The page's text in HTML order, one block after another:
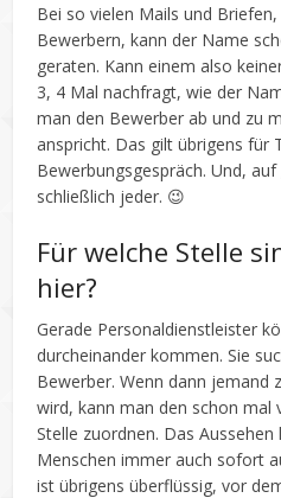
Bei so vielen Mails und
Bewerbern, kann der Name
geraten. Kann einem also
3, 4 Mal nachfragt, wie der
man den Bewerber ab und zu
anspricht. Das gilt übrigens für
Bewerbungsgespräch. Und, auf
schließlich jeder. 😉
Für welche Stelle
hier?
Gerade Personaldienstleister
durcheinander kommen. Sie
Bewerber. Wenn dann jemand
wird, kann man den schon mal
Stelle zuordnen. Das
Menschen immer auch sofort
ist übrigens überflüssig, vor